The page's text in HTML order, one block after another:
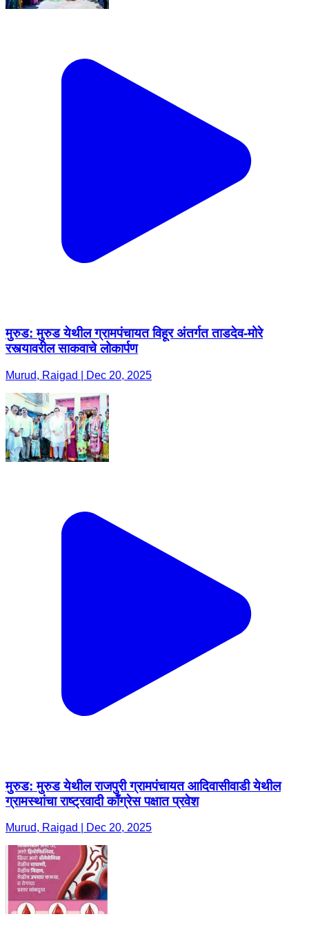
मुरुड: मुरुड येथील ग्रामपंचायत विहूर अंतर्गत ताडदेव-मोरे
रस्त्यावरील साकवाचे लोकार्पण
Murud, Raigad | Dec 20, 2025
मुरुड: मुरुड येथील राजपुरी ग्रामपंचायत आदिवासीवाडी येथील
ग्रामस्थांचा राष्ट्रवादी काँग्रेस पक्षात प्रवेश
Murud, Raigad | Dec 20, 2025